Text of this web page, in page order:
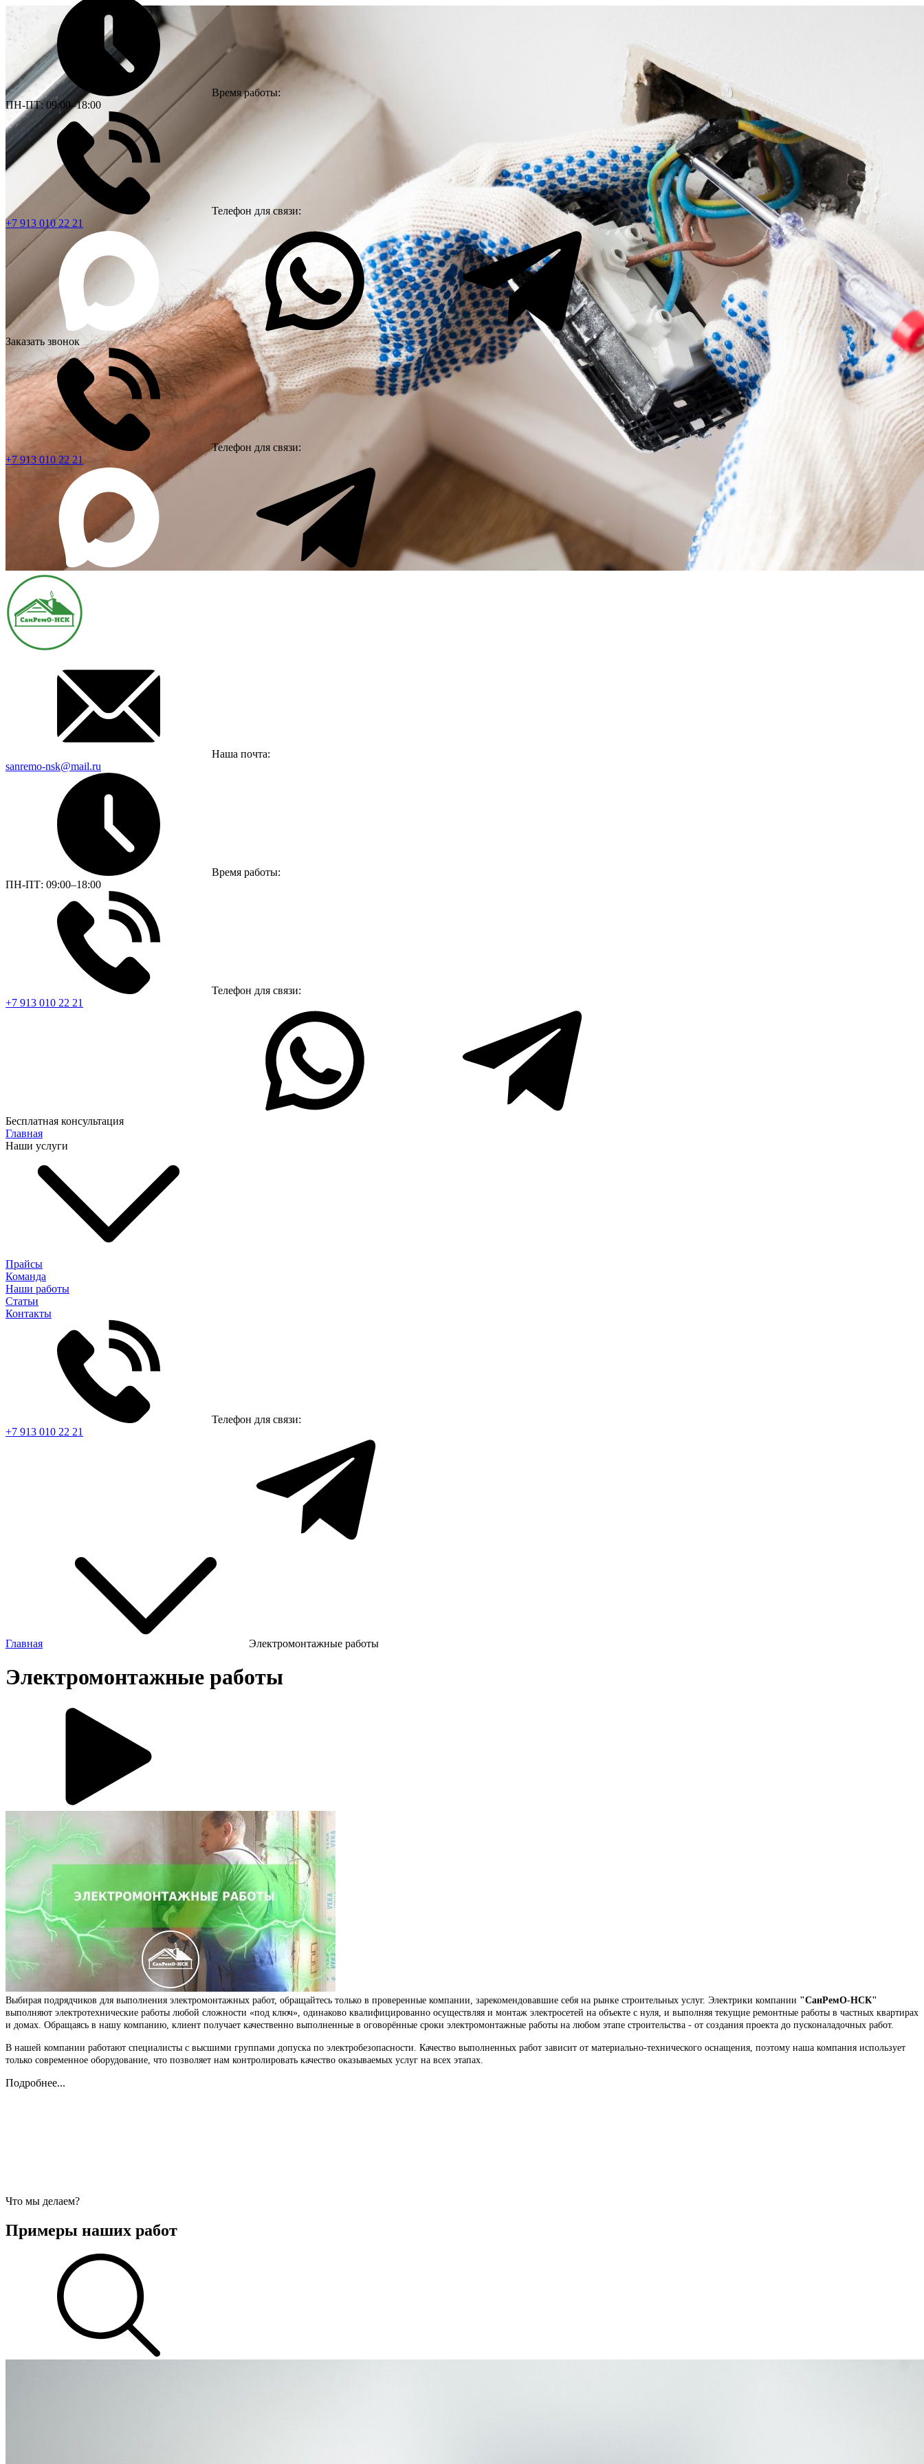
Время работы:
ПН-ПТ: 09:00–18:00
Телефон для связи:
+7 913 010 22 21
Заказать звонок
Телефон для связи:
+7 913 010 22 21
Наша почта:
sanremo-nsk@mail.ru
Время работы:
ПН-ПТ: 09:00–18:00
Телефон для связи:
+7 913 010 22 21
Бесплатная консультация
Главная
Наши услуги
Прайсы
Команда
Наши работы
Статьи
Контакты
Телефон для связи:
+7 913 010 22 21
Главная Электромонтажные работы
Электромонтажные работы
Выбирая подрядчиков для выполнения электромонтажных работ, обращайтесь только в проверенные компании, зарекомендовавшие себя на рынке строительных услуг. Электрики компании "СанРемО-НСК"
выполняют электротехнические работы любой сложности «под ключ», одинаково квалифицированно осуществляя и монтаж электросетей на объекте с нуля, и выполняя текущие ремонтные работы в частных квартирах
и домах. Обращаясь в нашу компанию, клиент получает качественно выполненные в оговорённые сроки электромонтажные работы на любом этапе строительства - от создания проекта до пусконаладочных работ.
В нашей компании работают специалисты с высшими группами допуска по электробезопасности. Качество выполненных работ зависит от материально-технического оснащения, поэтому наша компания использует
только современное оборудование, что позволяет нам контролировать качество оказываемых услуг на всех этапах.
Подробнее...
Что мы делаем?
Примеры наших работ